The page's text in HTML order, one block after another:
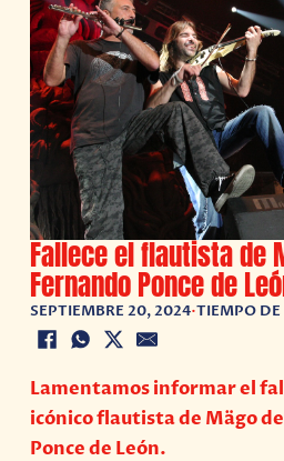
Fallece el flautista de
Fernando Ponce de
SEPTIEMBRE 20, 2024•TIEMPO
Lamentamos informar el
icónico flautista de Mägo
Ponce de León.